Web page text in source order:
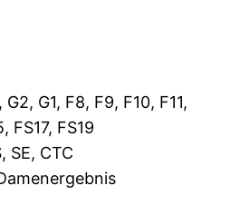
G1, F8, F9, F10, F11,
FS17, FS19
SE, CTC